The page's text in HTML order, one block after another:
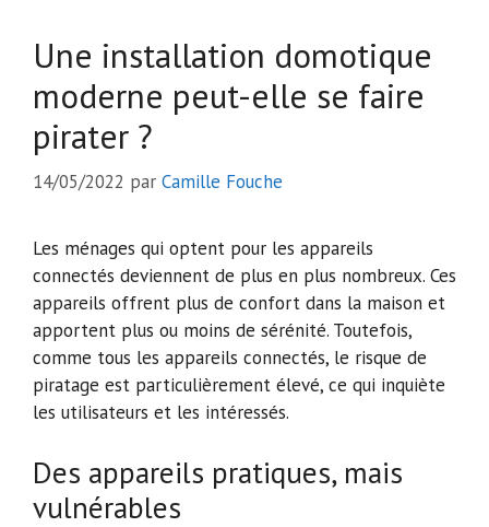
Une installation domotique
moderne peut-elle se faire
pirater ?
14/05/2022 par Camille Fouche
Les ménages qui optent pour les appareils
connectés deviennent de plus en plus nombreux. Ces
appareils offrent plus de confort dans la maison et
apportent plus ou moins de sérénité. Toutefois,
comme tous les appareils connectés, le risque de
piratage est particulièrement élevé, ce qui inquiète
les utilisateurs et les intéressés.
Des appareils pratiques, mais
vulnérables